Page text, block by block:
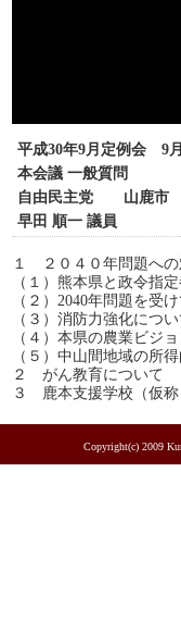
平成30年9月定例会 9
本会議 一般質問
自由民主党 山鹿市
早田 順一 議員
１ ２０４０年問題への
（１）熊本県と政令指
（２）2040年問題を受
（３）消防力強化につ
（４）本県の農業ビジ
（５）中山間地域の所
２ がん教育について
３ 鹿本支援学校（仮称
Copyright(c) 2009